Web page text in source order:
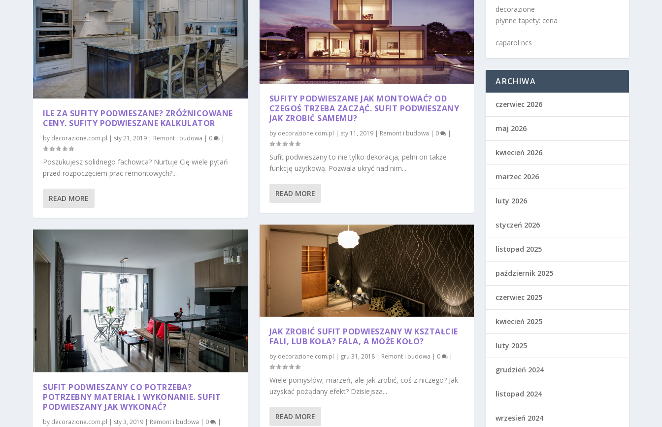
ILE ZA SUFITY PODWIESZANE? ZRÓŻNICOWANE
CENY. SUFITY PODWIESZANE KALKULATOR
by decorazione.com.pl | sty 21, 2019 | Remont i budowa | 0 |
Poszukujesz solidnego fachowca? Nurtuje Cię wiele pytań
przed rozpoczęciem prac remontowych?...
READ MORE
SUFIT PODWIESZANY CO POTRZEBA?
POTRZEBNY MATERIAŁ I WYKONANIE. SUFIT
PODWIESZANY JAK WYKONAĆ?
by decorazione.com.pl | sty 3, 2019 | Remont i budowa | 0 |
SUFITY PODWIESZANE JAK MONTOWAĆ? OD
CZEGOŚ TRZEBA ZACZĄĆ. SUFIT PODWIESZANY
JAK ZROBIĆ SAMEMU?
by decorazione.com.pl | sty 11, 2019| Remont i budowa | 0 |
Sufit podwieszany to nie tylko dekoracja, pełni on także
funkcję użytkową. Pozwala ukryć nad nim...
READ MORE
JAK ZROBIĆ SUFIT PODWIESZANY W KSZTAŁCIE
FALI, LUB KOŁA? FALA, A MOŻE KOŁO?
by decorazione.com.pl | gru 31, 2018| Remont i budowa | 0 |
Wiele pomysłów, marzeń, ale jak zrobić, coś z niczego? Jak
uzyskać pożądany efekt? Dzisiejsza...
READ MORE
decorazione
płynne tapety: cena
caparol ncs
ARCHIWA
czerwiec 2026
maj 2026
kwiecień 2026
marzec 2026
luty 2026
styczeń 2026
listopad 2025
październik 2025
czerwiec 2025
kwiecień 2025
luty 2025
grudzień 2024
listopad 2024
wrzesień 2024